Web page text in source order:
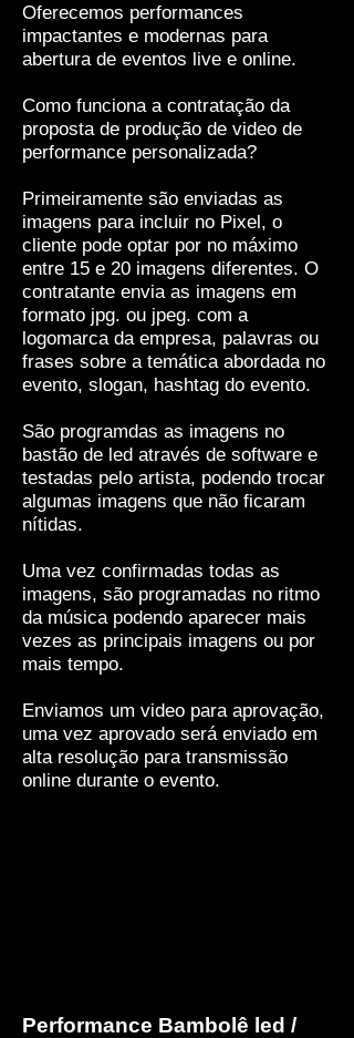
Oferecemos performances
impactantes e modernas para
abertura de eventos live e online.
Como funciona a contratação da
proposta de produção de video de
performance personalizada?
Primeiramente são enviadas as
imagens para incluir no Pixel, o
cliente pode optar por no máximo
entre 15 e 20 imagens diferentes. O
contratante envia as imagens em
formato jpg. ou jpeg. com a
logomarca da empresa, palavras ou
frases sobre a temática abordada no
evento, slogan, hashtag do evento.
São programdas as imagens no
bastão de led através de software e
testadas pelo artista, podendo trocar
algumas imagens que não ficaram
nítidas.
Uma vez confirmadas todas as
imagens, são programadas no ritmo
da música podendo aparecer mais
vezes as principais imagens ou por
mais tempo.
Enviamos um video para aprovação,
uma vez aprovado será enviado em
alta resolução para transmissão
online durante o evento.
Performance Bambolê led /